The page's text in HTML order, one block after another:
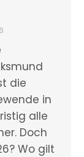
die
in
alle
Doch
Wo gilt